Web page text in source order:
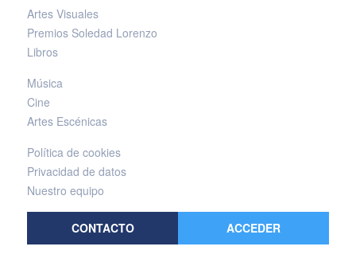
Artes Visuales
Premios Soledad Lorenzo
Libros
Música
Cine
Artes Escénicas
Política de cookies
Privacidad de datos
Nuestro equipo
CONTACTO ACCEDER